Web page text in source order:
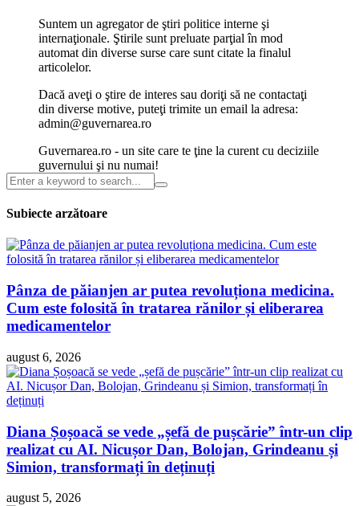
Suntem un agregator de ştiri politice interne şi
internaţionale. Ştirile sunt preluate parţial în mod
automat din diverse surse care sunt citate la finalul
articolelor.
Dacă aveţi o ştire de interes sau doriţi să ne contactaţi
din diverse motive, puteţi trimite un email la adresa:
admin@guvernarea.ro
Guvernarea.ro - un site care te ţine la curent cu deciziile
guvernului şi nu numai!
Subiecte arzătoare
Pânza de păianjen ar putea revoluționa medicina.
Cum este folosită în tratarea rănilor și eliberarea
medicamentelor
august 6, 2026
Diana Șoșoacă se vede „șefă de pușcărie” într-un clip
realizat cu AI. Nicușor Dan, Bolojan, Grindeanu și
Simion, transformați în deținuți
august 5, 2026